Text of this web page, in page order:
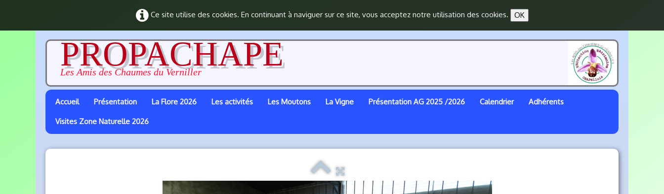
Ce site utilise des cookies. En continuant à naviguer sur ce site, vous acceptez notre utilisation des cookies. OK
PROPACHAPE
Les Amis des Chaumes du Verniller
Accueil Présentation La Flore 2026 Les activités Les Moutons La Vigne Présentation AG 2025 /2026 Calendrier Adhérents
Visites Zone Naturelle 2026